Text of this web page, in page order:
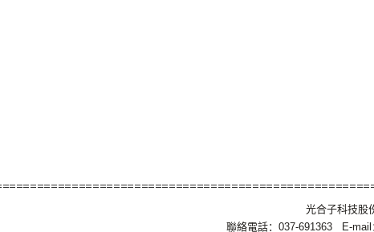
光合子科技股
聯絡電話：037-691363 E-mail